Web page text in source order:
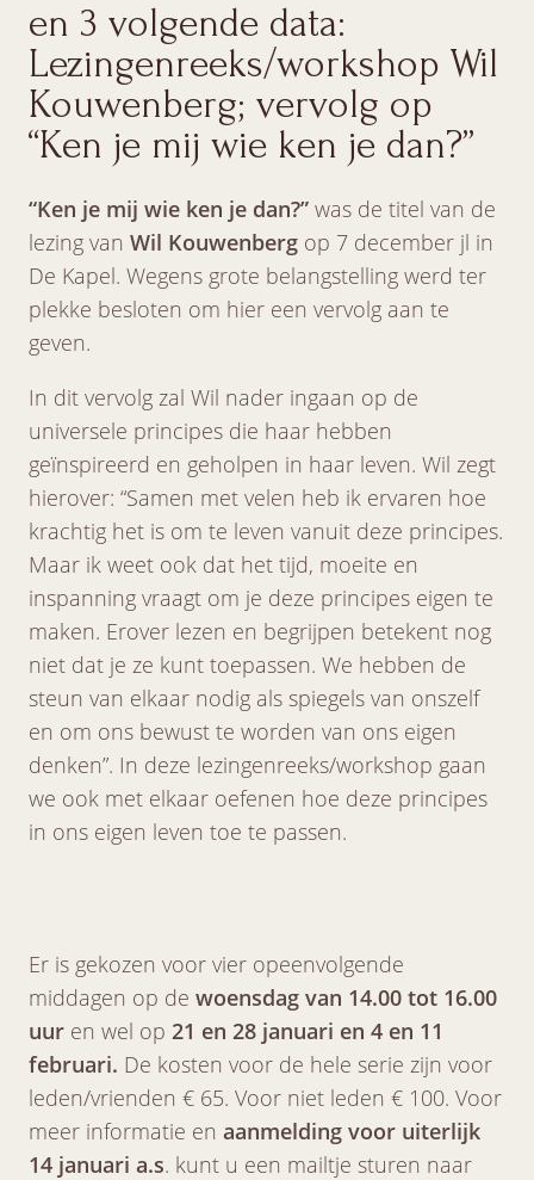
en 3 volgende data:
Lezingenreeks/workshop Wil
Kouwenberg; vervolg op
“Ken je mij wie ken je dan?”
“Ken je mij wie ken je dan?” was de titel van de
lezing van Wil Kouwenberg op 7 december jl in
De Kapel. Wegens grote belangstelling werd ter
plekke besloten om hier een vervolg aan te
geven.
In dit vervolg zal Wil nader ingaan op de
universele principes die haar hebben
geïnspireerd en geholpen in haar leven. Wil zegt
hierover: “Samen met velen heb ik ervaren hoe
krachtig het is om te leven vanuit deze principes.
Maar ik weet ook dat het tijd, moeite en
inspanning vraagt om je deze principes eigen te
maken. Erover lezen en begrijpen betekent nog
niet dat je ze kunt toepassen. We hebben de
steun van elkaar nodig als spiegels van onszelf
en om ons bewust te worden van ons eigen
denken”. In deze lezingenreeks/workshop gaan
we ook met elkaar oefenen hoe deze principes
in ons eigen leven toe te passen.
Er is gekozen voor vier opeenvolgende
middagen op de woensdag van 14.00 tot 16.00
uur en wel op 21 en 28 januari en 4 en 11
februari. De kosten voor de hele serie zijn voor
leden/vrienden € 65. Voor niet leden € 100. Voor
meer informatie en aanmelding voor uiterlijk
14 januari a.s. kunt u een mailtje sturen naar